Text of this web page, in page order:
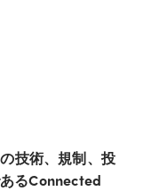
技術、規制、投
るConnected